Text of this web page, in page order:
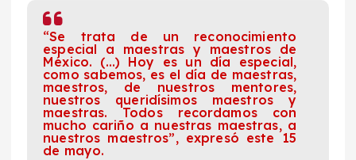
“Se trata de un reconocimiento
especial a maestras y maestros de
México. (…) Hoy es un día especial,
como sabemos, es el día de maestras,
maestros, de nuestros mentores,
nuestros queridísimos maestros y
maestras. Todos recordamos con
mucho cariño a nuestras maestras, a
nuestros maestros”, expresó este 15
de mayo.